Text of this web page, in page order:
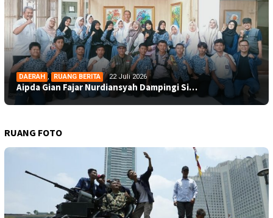
DAERAH , RUANG BERITA 22 Juli 2026
Aipda Gian Fajar Nurdiansyah Dampingi Si…
RUANG FOTO